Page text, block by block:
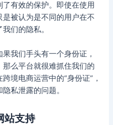
有效的保护。即使在使用
被认为是不同的用户在不
们的隐私。
我们手头有一个身份证，
么平台就很难抓住我们的
境电商运营中的“身份证”，
私泄露的问题。
站支持